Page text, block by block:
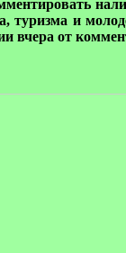
туризма и
вчера от